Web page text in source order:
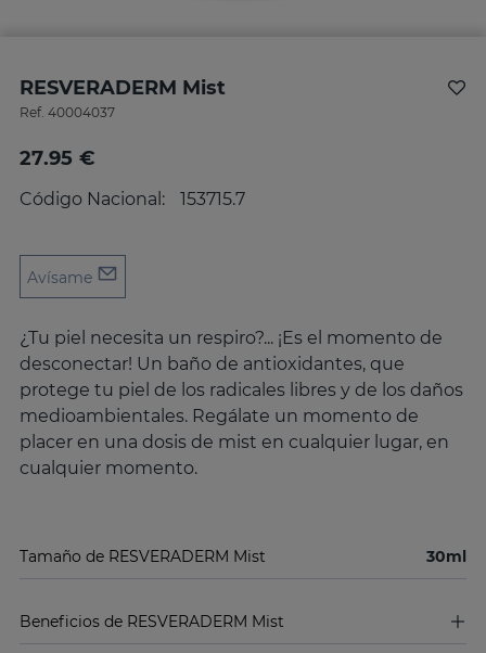
RESVERADERM Mist
Ref. 40004037
27.95 €
Código Nacional: 153715.7
Avísame
¿Tu piel necesita un respiro?... ¡Es el momento de
desconectar! Un baño de antioxidantes, que
protege tu piel de los radicales libres y de los daños
medioambientales. Regálate un momento de
placer en una dosis de mist en cualquier lugar, en
cualquier momento.
Tamaño de RESVERADERM Mist 30ml
Beneficios de RESVERADERM Mist